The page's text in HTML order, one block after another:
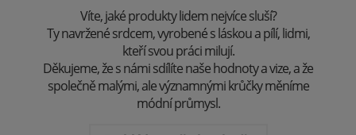
Víte, jaké produkty lidem nejvíce sluší?
Ty navržené srdcem, vyrobené s láskou a pílí, lidmi,
kteří svou práci milují.
Děkujeme, že s námi sdílíte naše hodnoty a vize, a že
společně malými, ale významnými krůčky měníme
módní průmysl.